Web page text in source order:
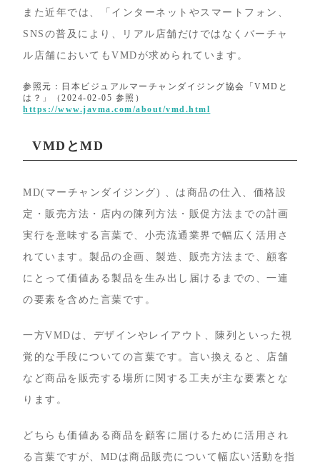
また近年では、「インターネットやスマートフォン、
SNSの普及により、リアル店舗だけではなくバーチャ
ル店舗においてもVMDが求められています。
参照元：日本ビジュアルマーチャンダイジング協会「VMDと
は？」（2024-02-05 参照）
https://www.javma.com/about/vmd.html
VMDとMD
MD(マーチャンダイジング) 、は商品の仕入、価格設
定・販売方法・店内の陳列方法・販促方法までの計画
実行を意味する言葉で、小売流通業界で幅広く活用さ
れています。製品の企画、製造、販売方法まで、顧客
にとって価値ある製品を生み出し届けるまでの、一連
の要素を含めた言葉です。
一方VMDは、デザインやレイアウト、陳列といった視
覚的な手段についての言葉です。言い換えると、店舗
など商品を販売する場所に関する工夫が主な要素とな
ります。
どちらも価値ある商品を顧客に届けるために活用され
る言葉ですが、MDは商品販売について幅広い活動を指